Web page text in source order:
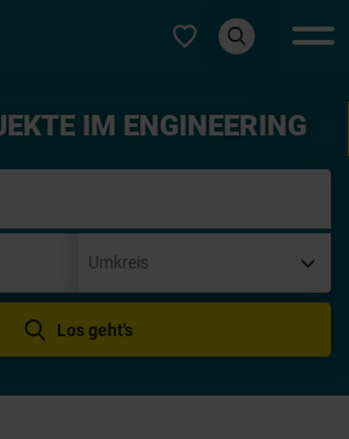
IM ENGINEERING
Los geht's